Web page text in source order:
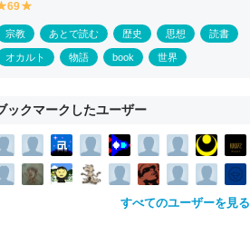
y
69
e
ll
o
宗教 あとで読む 歴史 思想 読書
オカルト 物語 book 世界
ックマークしたユーザー
すべてのユーザーを見る